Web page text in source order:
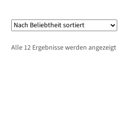
Alle 12 Ergebnisse werden angezeigtNach